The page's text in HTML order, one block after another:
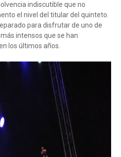
indiscutible que no
el nivel del titular del quinteto.
para disfrutar de uno de
intensos que se han
los últimos años.